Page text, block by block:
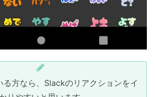
る方なら、Slackのリアクションをイ